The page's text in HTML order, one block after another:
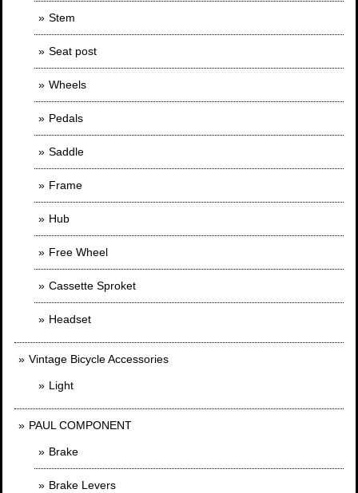
Stem
Seat post
Wheels
Pedals
Saddle
Frame
Hub
Free Wheel
Cassette Sproket
Headset
Vintage Bicycle Accessories
Light
PAUL COMPONENT
Brake
Brake Levers